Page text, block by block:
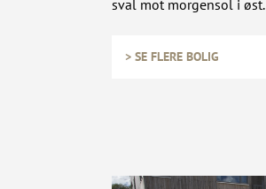
sval mot morgensol i øst.
> SE FLERE BOLIG